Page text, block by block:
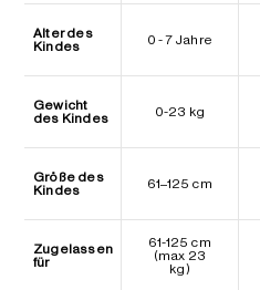
Alter des
Kindes
0 - 7 Jahre
Gewicht
des Kindes
0-23 kg
Größe des
Kindes
61–125 cm
Zugelassen
für
61-125 cm
(max 23
kg)